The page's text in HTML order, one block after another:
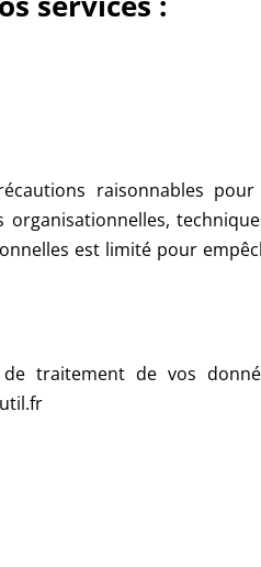
raisonnables
est limité pour
traitement de vos